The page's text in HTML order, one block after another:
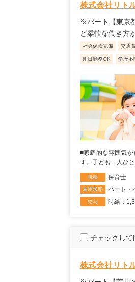
株式会社リト
※パート【東京
ど柔軟な働き方
社会保険完備 交通
即日勤務OK 学歴不
■家庭的な雰囲気
す。子ども一人ひ
職種 保育士
雇用形態 パート・
給与 時給：
チェックして
株式会社リト